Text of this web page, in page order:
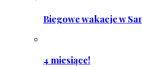
Biegowe wakacje w
4 miesiące!